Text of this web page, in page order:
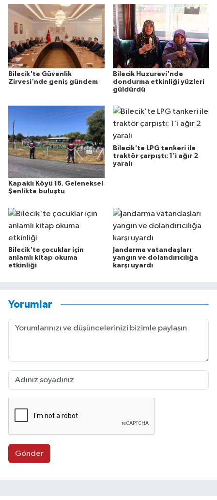
Bilecik'te Güvenlik
Zirvesi'nde geniş gündem
Bilecik Huzurevi'nde
dondurma etkinliği yüzleri
güldürdü
Kapaklı Köyü 16. Geleneksel
Şenlikte buluştu
Bilecik'te LPG tankeri ile
traktör çarpıştı: 1'i ağır 2
yaralı
Bilecik'te çocuklar için
anlamlı kitap okuma
etkinliği
Jandarma vatandaşları
yangın ve dolandırıcılığa
karşı uyardı
Yorumlar
Gönder